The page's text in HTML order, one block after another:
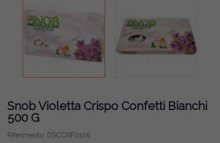
Snob Violetta Crispo Confetti Bianchi
500 G
Riferimento: DSCCNF0106